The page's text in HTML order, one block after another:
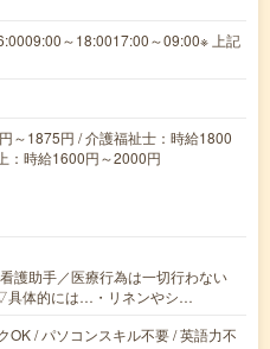
～18:0017:00～09:00※ 上記
～1875円 / 介護福祉士：時給1800
：時給1600円～2000円
護助手／医療行為は一切行わない
具体的には…・リネンやシ…
OK / パソコンスキル不要 / 英語力不